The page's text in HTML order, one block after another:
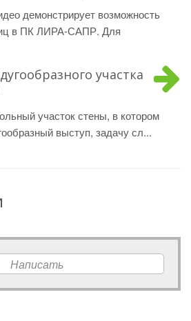
демонстрирует возможность
в ПК ЛИРА-САПР. Для
участка
участок стены, в котором
выступ, задачу сл...
Написать